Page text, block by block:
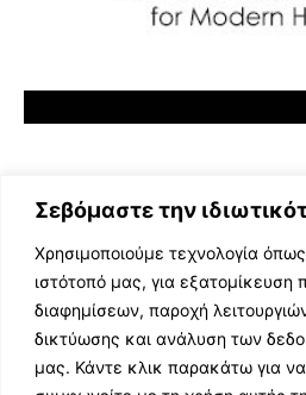
Σεβόμαστε την
Χρησιμοποιούμε τεχνολογία
ιστότοπό μας, για εξατομίκευση
διαφημίσεων, παροχή
δικτύωσης και ανάλυση των
μας. Κάντε κλικ παρακάτω για να
ΕΛΛΗΝΙΚΗ ΜΟΥΣΙΚΗ
TV SHOWS
EVENTS